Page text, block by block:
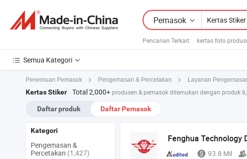
Pemasok
Pencarian Terkait: kertas foto
Semua Kategori
Penemuan Pemasok Pengemasan & Percetakan Layanan
Kertas Stiker Total 2,000+ produsen & pemasok ditemukan dengan produk
Daftar produk Daftar Pemasok
Fenghua Technology
93.8 Mil
Kategori
Pengemasan &
Percetakan (1,427)